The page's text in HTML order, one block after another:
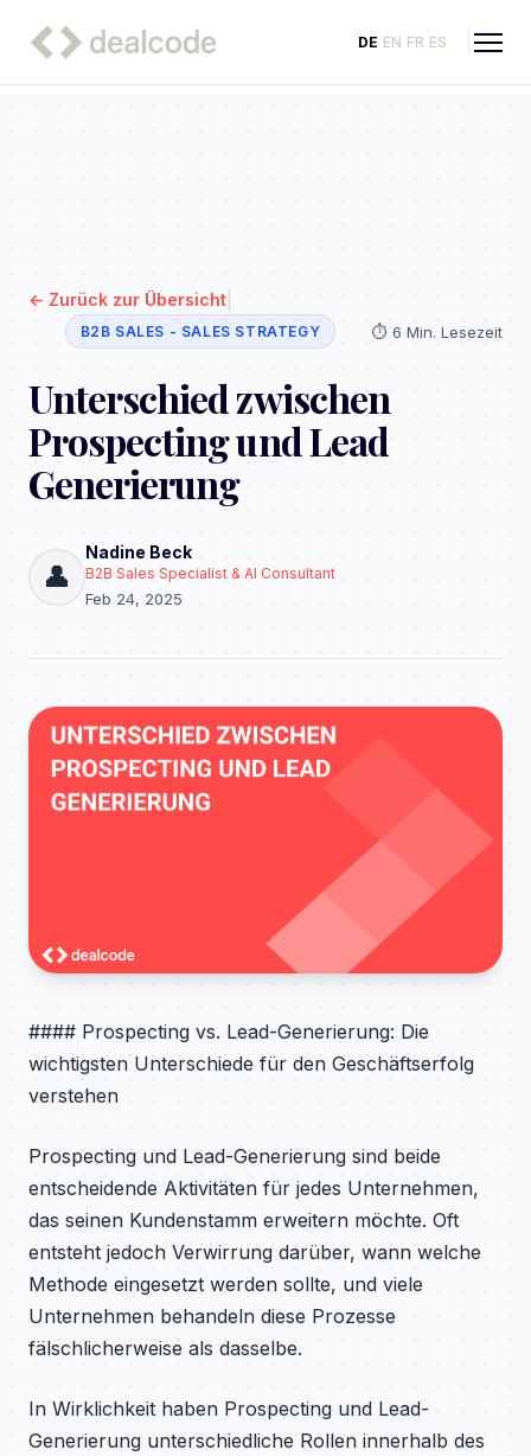
DE EN FR ES
← Zurück zur Übersicht
B2B SALES - SALES STRATEGY ⏱️ 6 Min. Lesezeit
Unterschied zwischen
Prospecting und Lead
Generierung
👤
Nadine Beck
B2B Sales Specialist & AI Consultant
Feb 24, 2025
#### Prospecting vs. Lead-Generierung: Die
wichtigsten Unterschiede für den Geschäftserfolg
verstehen
Prospecting und Lead-Generierung sind beide
entscheidende Aktivitäten für jedes Unternehmen,
das seinen Kundenstamm erweitern möchte. Oft
entsteht jedoch Verwirrung darüber, wann welche
Methode eingesetzt werden sollte, und viele
Unternehmen behandeln diese Prozesse
fälschlicherweise als dasselbe.
In Wirklichkeit haben Prospecting und Lead-
Generierung unterschiedliche Rollen innerhalb des